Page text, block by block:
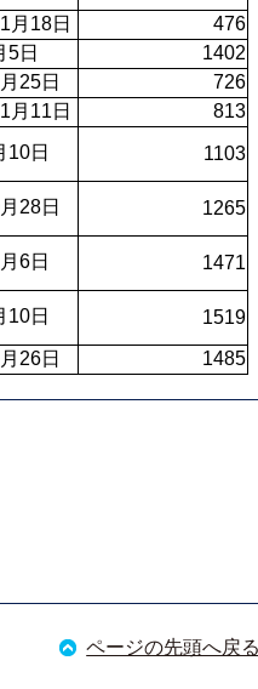
月18日
476
5日
1402
25日
726
月11日
813
10日
1103
28日
1265
6日
1471
10日
1519
26日 1485
ページの先頭へ戻る